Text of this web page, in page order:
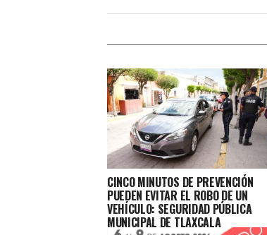
CINCO MINUTOS DE PREVENCIÓN
PUEDEN EVITAR EL ROBO DE UN
VEHÍCULO: SEGURIDAD PÚBLICA
MUNICIPAL DE TLAXCALA